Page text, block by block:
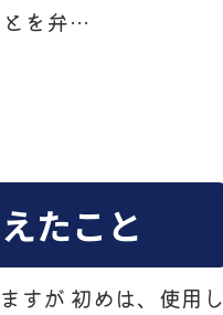
とを弁…
たこと
すが 初めは、使用し